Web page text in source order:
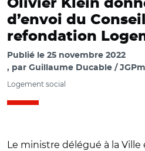
Olivier Klein
d’envoi du
refondation
Publié le 25 novembre 2022
par Guillaume Ducable /
Logement social
Le ministre délégué à la